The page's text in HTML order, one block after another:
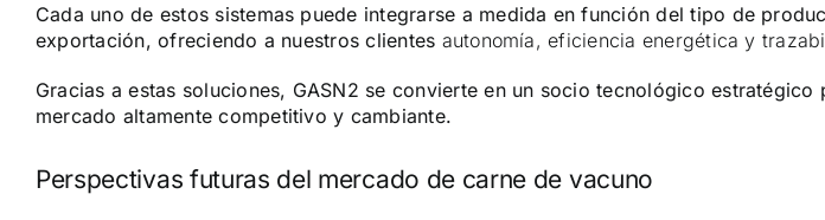
Cada uno de estos sistemas puede integrarse a medida en función del tipo de
exportación, ofreciendo a nuestros clientes autonomía, eficiencia energética y
Gracias a estas soluciones, GASN2 se convierte en un socio tecnológico
mercado altamente competitivo y cambiante.
Perspectivas futuras del mercado de carne de vacuno